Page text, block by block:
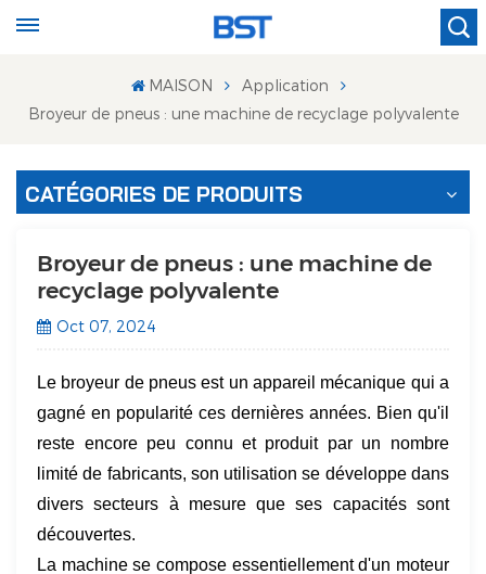
MAISON
Application
Broyeur de pneus : une machine de recyclage polyvalente
CATÉGORIES DE PRODUITS
Broyeur de pneus : une machine de
recyclage polyvalente
Oct 07, 2024
Le broyeur de pneus est un appareil mécanique qui a
gagné en popularité ces dernières années. Bien qu'il
reste encore peu connu et produit par un nombre
limité de fabricants, son utilisation se développe dans
divers secteurs à mesure que ses capacités sont
découvertes.
La machine se compose essentiellement d'un moteur